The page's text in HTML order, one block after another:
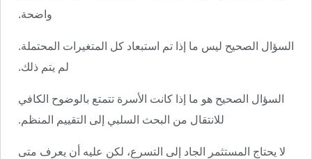
واضحة.
السؤال الصحيح ليس ما إذا تم استبعاد كل المتغيرات المحتملة.
لم يتم ذلك.
السؤال الصحيح هو ما إذا كانت الأسرة تتمتع بالوضوح الكافي
للانتقال من البحث السلبي إلى التقييم المنظم.
لا يحتاج المستثمر الجاد إلى التسرع، لكن عليه أن يعرف متى